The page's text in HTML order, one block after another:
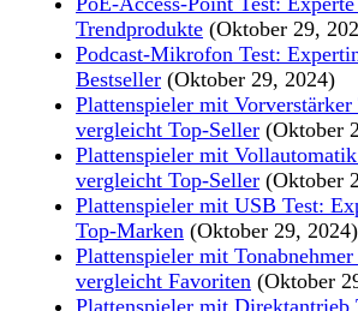
Trendprodukte (Oktober 29,
Podcast-Mikrofon Test:
Bestseller (Oktober 29, 2024)
Plattenspieler mit
vergleicht Top-Seller (Oktober
Plattenspieler mit
vergleicht Top-Seller (Oktober
Plattenspieler mit USB Test:
Top-Marken (Oktober 29, 2024)
Plattenspieler mit
vergleicht Favoriten (Oktober
Plattenspieler mit Direktantrieb